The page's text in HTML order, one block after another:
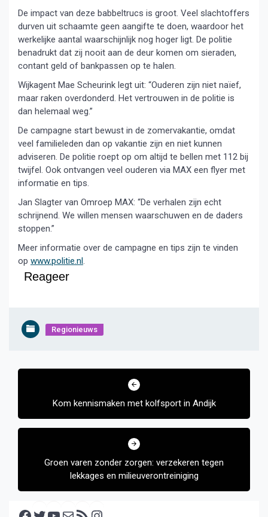
De impact van deze babbeltrucs is groot. Veel slachtoffers
durven uit schaamte geen aangifte te doen, waardoor het
werkelijke aantal waarschijnlijk nog hoger ligt. De politie
benadrukt dat zij nooit aan de deur komen om sieraden,
contant geld of bankpassen op te halen.
Wijkagent Mae Scheurink legt uit: “Ouderen zijn niet naïef,
maar raken overdonderd. Het vertrouwen in de politie is
dan helemaal weg.”
De campagne start bewust in de zomervakantie, omdat
veel familieleden dan op vakantie zijn en niet kunnen
adviseren. De politie roept op om altijd te bellen met 112 bij
twijfel. Ook ontvangen veel ouderen via MAX een flyer met
informatie en tips.
Jan Slagter van Omroep MAX: “De verhalen zijn echt
schrijnend. We willen mensen waarschuwen en de daders
stoppen.”
Meer informatie over de campagne en tips zijn te vinden
op www.politie.nl.
Reageer
Regionieuws
Bericht
Kom kennismaken met kolfsport in Andijk
Groen varen zonder zorgen: verzekeren tegen
lekkages en milieuverontreiniging
Facebook Twitter YouTube E-mail RSS feed